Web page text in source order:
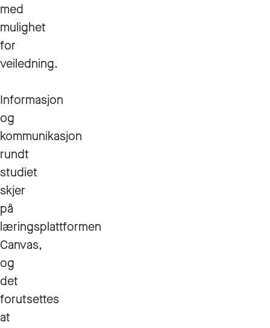
med
mulighet
for
veiledning.
Informasjon
og
kommunikasjon
rundt
studiet
skjer
på
læringsplattformen
Canvas,
og
det
forutsettes
at